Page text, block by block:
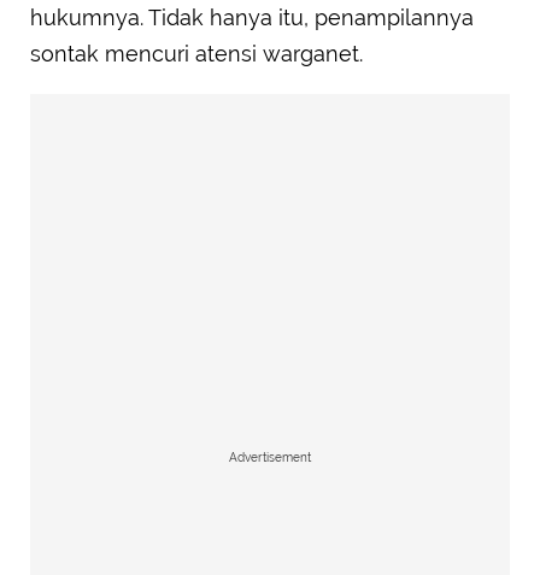
hukumnya. Tidak hanya itu, penampilannya
sontak mencuri atensi warganet.
Advertisement